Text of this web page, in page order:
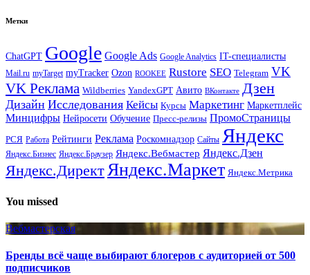
Метки
ChatGPT Google Google Ads Google Analytics IT-специалисты
Mail.ru myTarget myTracker Ozon ROOKEE Rustore SEO Telegram VK
VK Реклама Wildberries YandexGPT Авито ВКонтакте Дзен
Дизайн Исследования Кейсы Курсы Маркетинг Маркетплейс
Минцифры Нейросети Обучение Пресс-релизы ПромоСтраницы
РСЯ Работа Рейтинги Реклама Роскомнадзор Сайты Яндекс
Яндекс.Бизнес Яндекс.Браузер Яндекс.Вебмастер Яндекс.Дзен
Яндекс.ДиректЯндекс.Маркет Яндекс.Метрика
You missed
Вебмастерская
Бренды всё чаще выбирают блогеров с аудиторией от 500
подписчиков